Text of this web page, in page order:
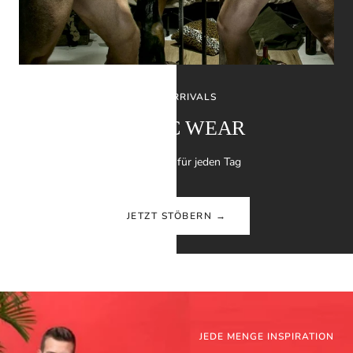
NEW ARRIVALS
EROTIC WEAR
Sexy Outfits für jeden Tag
JETZT STÖBERN →
JEDE MENGE INSPIRATION